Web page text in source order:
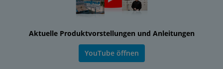
Aktuelle Produktvorstellungen und Anleitungen
YouTube öffnen